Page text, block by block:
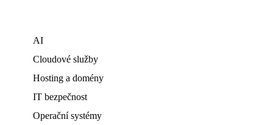
AI
Cloudové služby
Hosting a domény
IT bezpečnost
Operační systémy